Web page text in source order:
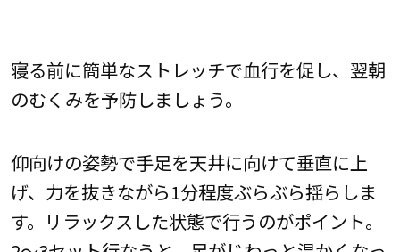
寝る前に簡単なストレッチで血行を促し、翌朝
のむくみを予防しましょう。
仰向けの姿勢で手足を天井に向けて垂直に上
げ、力を抜きながら1分程度ぶらぶら揺らしま
す。リラックスした状態で行うのがポイント。